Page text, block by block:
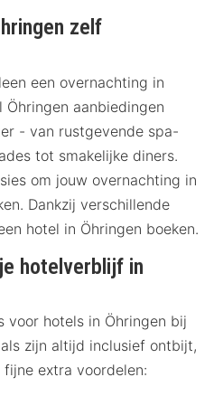
zelf
een overnachting in
Öhringen aanbiedingen
- van rustgevende spa-
tot smakelijke diners.
om jouw overnachting in
Dankzij verschillende
hotel in Öhringen boeken.
hotelverblijf in
voor hotels in Öhringen bij
zijn altijd inclusief ontbijt,
extra voordelen: